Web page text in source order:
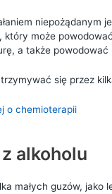
niepożądanym
który może
a także
się przez
o chemioterapii
alkoholu
małych guzów, jako